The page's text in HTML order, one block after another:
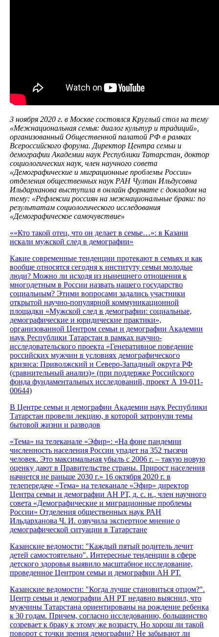
3 ноября 2020 г. в Москве состоялся Круглый стол на тему
«Межнациональная семья: диалог культур и традиций»,
организованный Общественной палатой РФ в рамках
Всероссийского форума. Директор Центра семьи и
демографии Академии наук Республики Татарстан, доктор
социологических наук, член научного совета
«Демографические и миграционные проблемы России»
отделения общественных наук РАН Чулпан Ильдусовна
Ильдарханова выступила в онлайн формате с докладом на
тему: «Рефлексии россиян на межнациональные браки: по
результатам социологического исследования
«Демографическое самочувствие»
««Кто такой отец, что он делает в семье…»: в Казани
искали мужской след в демографии»
Какие современные тенденции протекают в семьях и как
вообще относятся сегодня к институту семьи молодые
люди? Можно ли исходя из нынешнего отношения к
многодетным в России назвать нашего государство
социальным? Этими вопросами задались участники
открытой научно-популярной коммуникационной
площадки «Мужской след в демографии: социальные,
демографические и юридические практики»,
организованной Центром семьи и демографии Академии
наук Республики Татарстан в рамках научно-
исследовательского проекта «Генеративное поведение
российских мужчин в условиях демографического
кризиса: Приволжский и Северо-Западный округа РФ
(сравнительный анализ)» (при поддержке Российского
фонда фундаментальных исследований, проект А 19-011-
00644)
В Центре семьи и демографии Академии наук Республики
Татарстан провели лекцию, в которой затронули темы
бытовой жизни и разводов
«Тема» на телеканале «Эфир»: «На фоне пандемии
численность населения России упадет на 352 тысячи
человек. Это максимальная убыль с 2006 г. – такую новую
оценку дают в Правительстве страны. Прирост населения
начнется не раньше 2030 г.» 16 октября 2020 г. в
телепередаче «Тема» на телеканале «Эфир» директор
Центра семьи и демографии АН РТ, д. с. н., член научного
совета «Демографические и миграционные проблемы
России» Отделения общественных наук РАН
Ильдарханова Ч. И. озвучила экспертное мнение о
демографической ситуации в Татарстане
Казанские ведомости: "Каждый пятый родитель лечит
детей самостоятельно". Интересные тенденции в сфере
детского здоровья выявило масштабное исследование,
проведенное Центром семьи и демографии АН РТ.
Казанские ведомости: "Когда лучше становиться отцом?".
Центр семьи и демографии АН РТ недавно выяснил, что
мужчины Татарстана ориентированы на рождение ребенка
к 30 годам. Причем, согласно исследованию, большинство
созревает к браку к этому же возрасту. Но хорош ли такой
поворот с точки зрения демографии? Не забывают ли